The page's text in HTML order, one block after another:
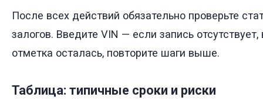
После всех действий обязательно проверьте
залогов. Введите VIN — если запись
отметка осталась, повторите шаги выше.
Таблица: типичные сроки и риски